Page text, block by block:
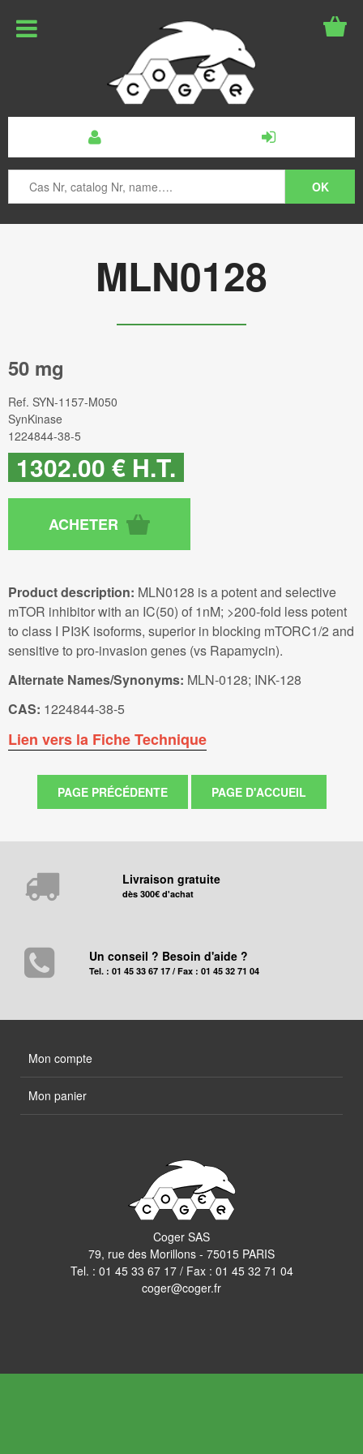
MLN0128
50 mg
Ref. SYN-1157-M050
SynKinase
1224844-38-5
1302.00 € H.T.
Product description: MLN0128 is a potent and selective
mTOR inhibitor with an IC(50) of 1nM; >200-fold less potent
to class I PI3K isoforms, superior in blocking mTORC1/2 and
sensitive to pro-invasion genes (vs Rapamycin).
Alternate Names/Synonyms: MLN-0128; INK-128
CAS: 1224844-38-5
Lien vers la Fiche Technique
Livraison gratuite
dès 300€ d'achat
Un conseil ? Besoin d'aide ?
Tel. : 01 45 33 67 17 / Fax : 01 45 32 71 04
Mon compte
Mon panier
Coger SAS
79, rue des Morillons - 75015 PARIS
Tel. : 01 45 33 67 17/ Fax : 01 45 32 71 04
coger@coger.fr